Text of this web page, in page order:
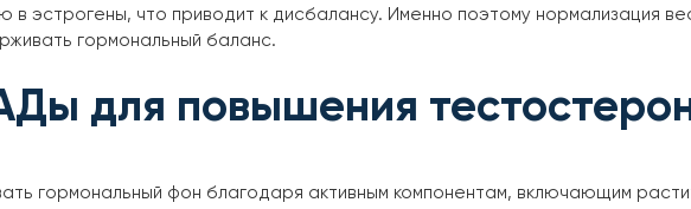
в эстрогены, что приводит к дисбалансу. Именно поэтому нормализация
гормональный баланс.
для повышения
гормональный фон благодаря активным компонентам, включающим